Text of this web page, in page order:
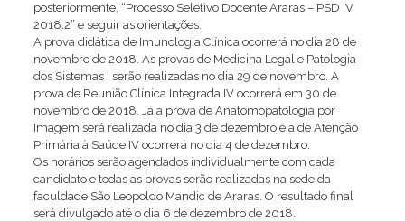
posteriormente, “Processo Seletivo Docente Araras – PSD IV
2018.2” e seguir as orientações.
A prova didática de Imunologia Clínica ocorrerá no dia 28 de
novembro de 2018. As provas de Medicina Legal e Patologia
dos Sistemas I serão realizadas no dia 29 de novembro. A
prova de Reunião Clínica Integrada IV ocorrerá em 30 de
novembro de 2018. Já a prova de Anatomopatologia por
Imagem será realizada no dia 3 de dezembro e a de Atenção
Primária à Saúde IV ocorrerá no dia 4 de dezembro.
Os horários serão agendados individualmente com cada
candidato e todas as provas serão realizadas na sede da
faculdade São Leopoldo Mandic de Araras. O resultado final
será divulgado até o dia 6 de dezembro de 2018.